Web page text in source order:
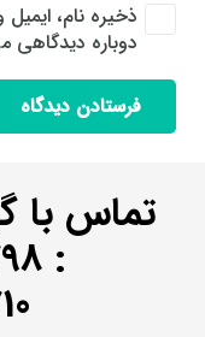
ذخیره نام،
دوباره دیدگاهی
فرستادن دیدگاه
تماس با
: